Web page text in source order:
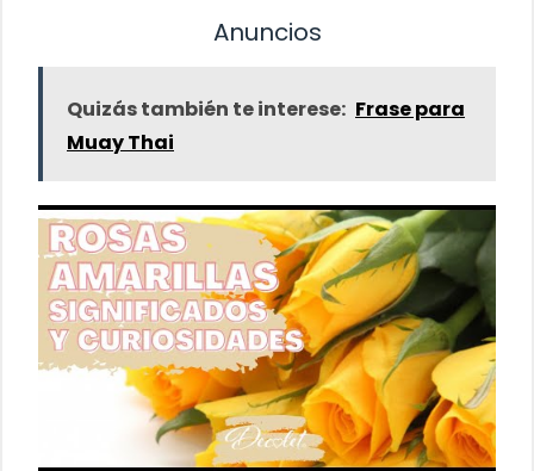
Anuncios
Quizás también te interese: Frase para
Muay Thai